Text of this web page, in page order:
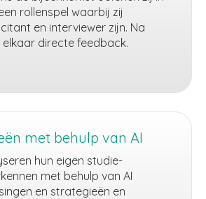
rollenspel waarbij zij
en interviewer zijn. Na
directe feedback.
met behulp van AI
hun eigen studie-
met behulp van AI
en strategieën en